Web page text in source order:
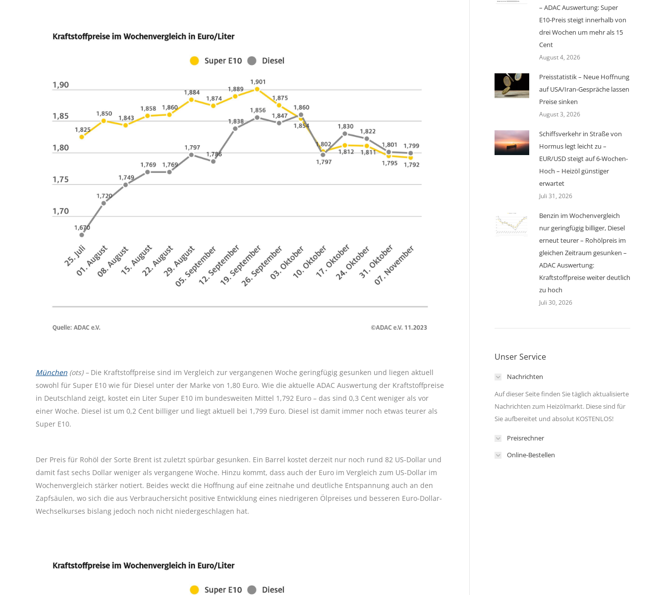
München (ots) – Die Kraftstoffpreise sind im Vergleich zur vergangenen Woche geringfügig gesunken und liegen aktuell
sowohl für Super E10 wie für Diesel unter der Marke von 1,80 Euro. Wie die aktuelle ADAC Auswertung der Kraftstoffpreise
in Deutschland zeigt, kostet ein Liter Super E10 im bundesweiten Mittel 1,792 Euro – das sind 0,3 Cent weniger als vor
einer Woche. Diesel ist um 0,2 Cent billiger und liegt aktuell bei 1,799 Euro. Diesel ist damit immer noch etwas teurer als
Super E10.
Der Preis für Rohöl der Sorte Brent ist zuletzt spürbar gesunken. Ein Barrel kostet derzeit nur noch rund 82 US-Dollar und
damit fast sechs Dollar weniger als vergangene Woche. Hinzu kommt, dass auch der Euro im Vergleich zum US-Dollar im
Wochenvergleich stärker notiert. Beides weckt die Hoffnung auf eine zeitnahe und deutliche Entspannung auch an den
Zapfsäulen, wo sich die aus Verbrauchersicht positive Entwicklung eines niedrigeren Ölpreises und besseren Euro-Dollar-
Wechselkurses bislang jedoch noch nicht niedergeschlagen hat.
– ADAC Auswertung: Super
E10-Preis steigt innerhalb von
drei Wochen um mehr als 15
Cent
August 4, 2026
Preisstatistik – Neue Hoffnung
auf USA/Iran-Gespräche lassen
Preise sinken
August 3, 2026
Schiffsverkehr in Straße von
Hormus legt leicht zu –
EUR/USD steigt auf 6-Wochen-
Hoch – Heizöl günstiger
erwartet
Juli 31, 2026
Benzin im Wochenvergleich
nur geringfügig billiger, Diesel
erneut teurer – Rohölpreis im
gleichen Zeitraum gesunken –
ADAC Auswertung:
Kraftstoffpreise weiter deutlich
zu hoch
Juli 30, 2026
Unser Service
Nachrichten
Auf dieser Seite finden Sie täglich aktualisierte
Nachrichten zum Heizölmarkt. Diese sind für
Sie aufbereitet und absolut KOSTENLOS!
Preisrechner
Online-Bestellen